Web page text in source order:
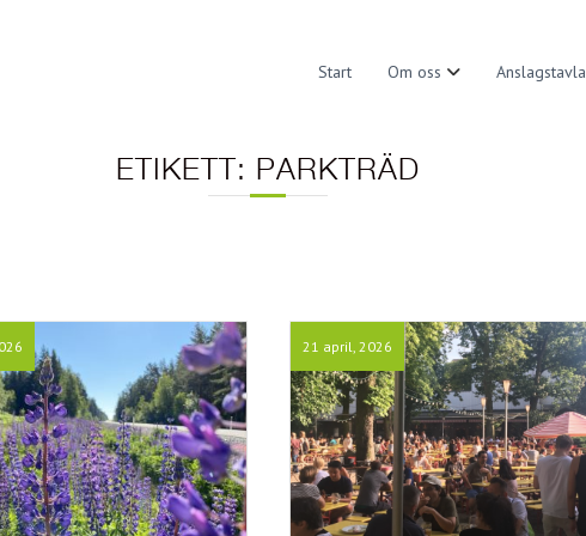
Start Om oss Anslagstavla
ETIKETT: PARKTRÄD
21 april, 2026